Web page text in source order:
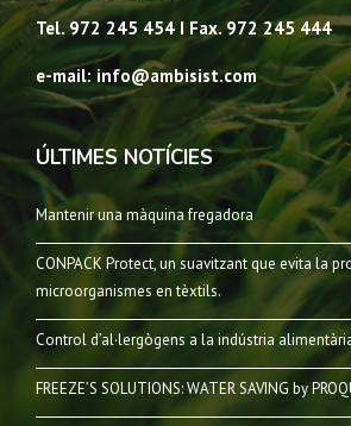
Tel. 972 245 454 I Fax. 972 245 444
e-mail: info@ambisist.com
ÚLTIMES NOTÍCIES
Mantenir una màquina fregadora
CONPACK Protect, un suavitzant que evita la
microorganismes en tèxtils.
Control d’al·lergògens a la indústria
FREEZE’S SOLUTIONS: WATER SAVING by